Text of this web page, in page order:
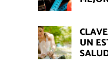
UN